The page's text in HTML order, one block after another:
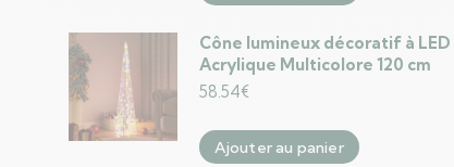
Cône lumineux décoratif à LED
Acrylique Multicolore 120 cm
58.54€
Ajouter au panier